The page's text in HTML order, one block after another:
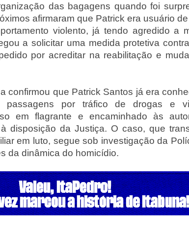
das bagagens quando foi
afirmaram que Patrick era usuário
violento, já tendo agredido a
a solicitar uma medida protetiva
por acreditar na reabilitação e
confirmou que Patrick Santos já era
passagens por tráfico de drogas e
em flagrante e encaminhado às
disposição da Justiça. O caso, que
em luto, segue sob investigação da
da dinâmica do homicídio.